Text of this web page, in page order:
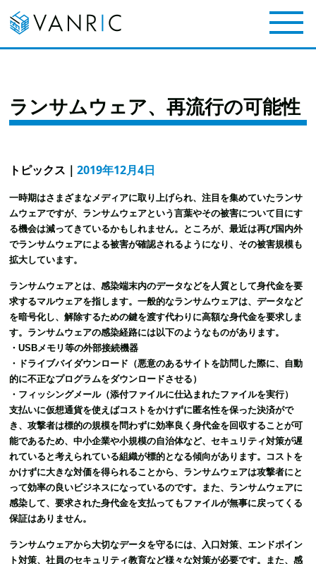
ランサムウェア、再流行の可能性
トピックス ｜2019年12月4日
一時期はさまざまなメディアに取り上げられ、注目を集めていたランサ
ムウェアですが、ランサムウェアという言葉やその被害について目にす
る機会は減ってきているかもしれません。
ところが、最近は再び国内外
でランサムウェアによる被害が確認されるようになり、その被害規模も
拡大しています。
ランサムウェアとは、感染端末内のデータなどを人質として身代金を要
求するマルウェアを指します。一般的なランサムウェアは、データなど
を暗号化し、解除するための鍵を渡す代わりに高額な身代金を要求しま
す。 ランサムウェアの感染経路には以下のようなものがあります。
・USBメモリ等の外部接続機器
・ドライブバイダウンロード（悪意のあるサイトを訪問した際に、自動
的に不正なプログラムをダウンロードさせる）
・フィッシングメール（添付ファイルに仕込まれたファイルを実行）
支払いに仮想通貨を使えばコストをかけずに匿名性を保った決済がで
き、攻撃者は標的の規模を問わずに効率良く身代金を回収することが可
能であるため、中小企業や小規模の自治体など、セキュリティ対策が遅
れていると考えられている組織が標的となる傾向があります。コストを
かけずに大きな対価を得られることから、ランサムウェアは攻撃者にと
って効率の良いビジネスになっているのです。
また、ランサムウェアに
感染して、要求された身代金を支払ってもファイルが無事に戻ってくる
保証はありません。
ランサムウェアから大切なデータを守るには、入口対策、エンドポイン
ト対策、社員のセキュリティ教育など様々な対策が必要です。また、感